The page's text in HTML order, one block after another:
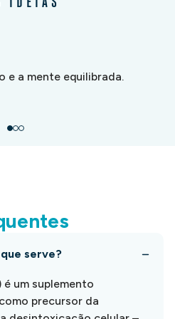
e a mente equilibrada.
e para que serve?
um suplemento
precursor da